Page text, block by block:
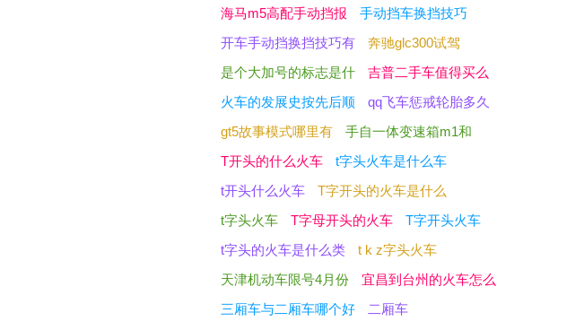
海马m5高配手动挡报
手动挡车换挡技巧
开车手动挡换挡技巧有
奔驰glc300试驾
是个大加号的标志是什
吉普二手车值得买么
火车的发展史按先后顺
qq飞车惩戒轮胎多久
gt5故事模式哪里有
手自一体变速箱m1和
T开头的什么火车
t字头火车是什么车
t开头什么火车
T字开头的火车是什么
t字头火车
T字母开头的火车
T字开头火车
t字头的火车是什么类
t k z字头火车
天津机动车限号4月份
宜昌到台州的火车怎么
三厢车与二厢车哪个好
二厢车